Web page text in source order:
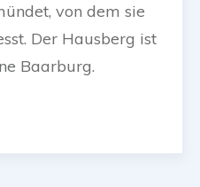
von dem sie
Der Hausberg ist
Baarburg.